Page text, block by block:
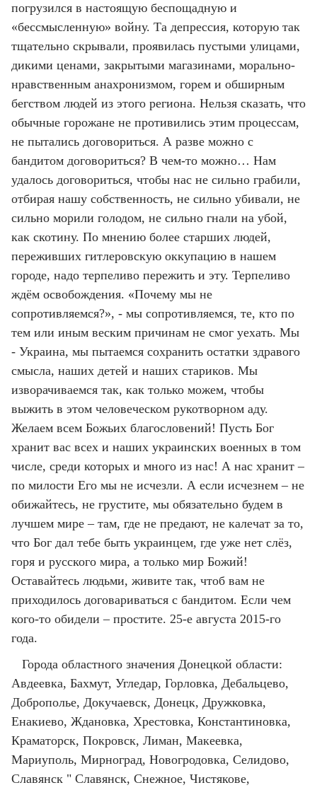
погрузился в настоящую беспощадную и
«бессмысленную» войну. Та депрессия, которую так
тщательно скрывали, проявилась пустыми улицами,
дикими ценами, закрытыми магазинами, морально-
нравственным анахронизмом, горем и обширным
бегством людей из этого региона. Нельзя сказать, что
обычные горожане не противились этим процессам,
не пытались договориться. А разве можно с
бандитом договориться? В чем-то можно… Нам
удалось договориться, чтобы нас не сильно грабили,
отбирая нашу собственность, не сильно убивали, не
сильно морили голодом, не сильно гнали на убой,
как скотину. По мнению более старших людей,
переживших гитлеровскую оккупацию в нашем
городе, надо терпеливо пережить и эту. Терпеливо
ждём освобождения. «Почему мы не
сопротивляемся?», - мы сопротивляемся, те, кто по
тем или иным веским причинам не смог уехать. Мы
- Украина, мы пытаемся сохранить остатки здравого
смысла, наших детей и наших стариков. Мы
изворачиваемся так, как только можем, чтобы
выжить в этом человеческом рукотворном аду.
Желаем всем Божьих благословений! Пусть Бог
хранит вас всех и наших украинских военных в том
числе, среди которых и много из нас! А нас хранит –
по милости Его мы не исчезли. А если исчезнем – не
обижайтесь, не грустите, мы обязательно будем в
лучшем мире – там, где не предают, не калечат за то,
что Бог дал тебе быть украинцем, где уже нет слёз,
горя и русского мира, а только мир Божий!
Оставайтесь людьми, живите так, чтоб вам не
приходилось договариваться с бандитом. Если чем
кого-то обидели – простите. 25-е августа 2015-го
года.
Города областного значения Донецкой области:
Авдеевка, Бахмут, Угледар, Горловка, Дебальцево,
Доброполье, Докучаевск, Донецк, Дружковка,
Енакиево, Ждановка, Хрестовка, Константиновка,
Краматорск, Покровск, Лиман, Макеевка,
Мариуполь, Мирноград, Новогродовка, Селидово,
Славянск " Славянск, Снежное, Чистякове,